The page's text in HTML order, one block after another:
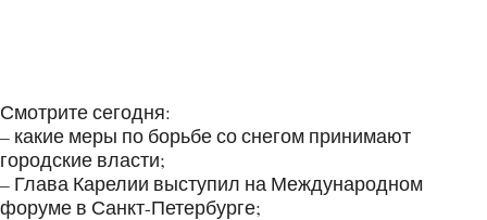
Смотрите сегодня:
– какие меры по борьбе со снегом принимают
городские власти;
– Глава Карелии выступил на Международном
форуме в Санкт-Петербурге;